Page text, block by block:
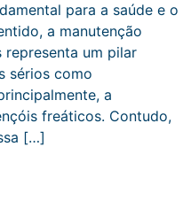
para a saúde e o
a manutenção
um pilar
sérios como
a
freáticos. Contudo,
[…]